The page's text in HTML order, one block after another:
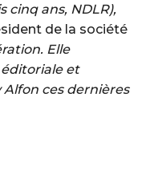
cinq ans, NDLR),
de la société
Elle
et
ces dernières